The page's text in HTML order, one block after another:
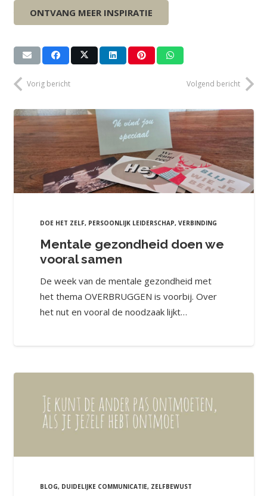
januari 2020.
ONTVANG MEER INSPIRATIE
Vorig bericht Volgend bericht
DOE HET ZELF, PERSOONLIJK LEIDERSCHAP, VERBINDING
Mentale gezondheid doen we
vooral samen
De week van de mentale gezondheid met
het thema OVERBRUGGEN is voorbij. Over
het nut en vooral de noodzaak lijkt…
BLOG, DUIDELIJKE COMMUNICATIE, ZELFBEWUST